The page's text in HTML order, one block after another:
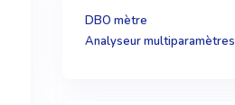
DBO mètre
Analyseur multiparamètres